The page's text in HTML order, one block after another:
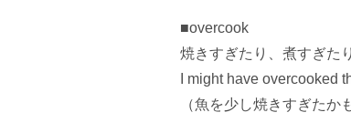
■overcook
焼きすぎたり、煮すぎた
I might have overcooked
（魚を少し焼きすぎたか